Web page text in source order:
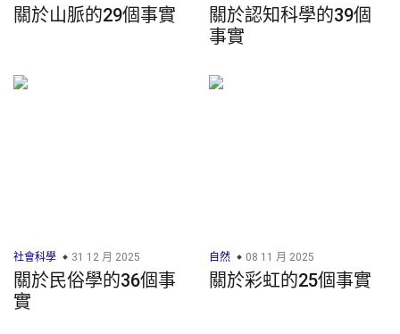
關於山脈的29個事實
關於認知科學的39個
事實
社會科學 31 12 月 2025
關於民俗學的36個事
實
自然 08 11 月 2025
關於彩虹的25個事實